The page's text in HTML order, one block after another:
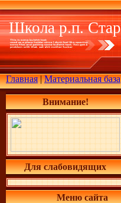
Школа р.п.
Главная|Материальная база
Внимание!
Для слабовидящих
Меню сайта